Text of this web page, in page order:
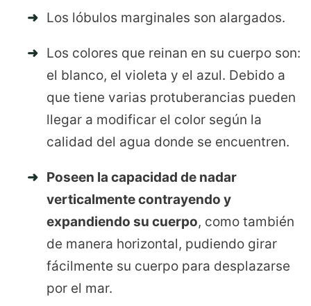
Los lóbulos marginales son alargados.
Los colores que reinan en su cuerpo son:
el blanco, el violeta y el azul. Debido a
que tiene varias protuberancias pueden
llegar a modificar el color según la
calidad del agua donde se encuentren.
Poseen la capacidad de nadar
verticalmente contrayendo y
expandiendo su cuerpo, como también
de manera horizontal, pudiendo girar
fácilmente su cuerpo para desplazarse
por el mar.